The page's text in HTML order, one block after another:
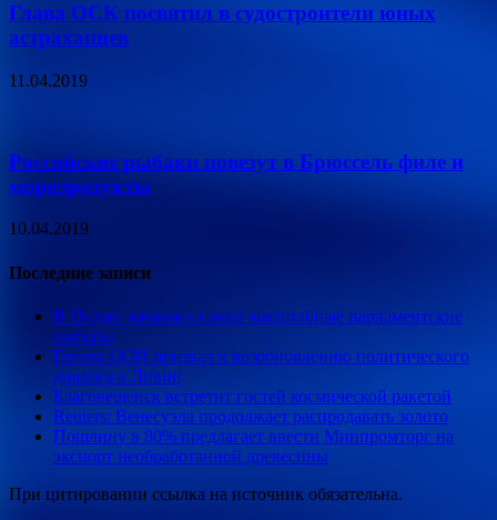
Глава ОСК посвятил в судостроители юных
астраханцев
11.04.2019
Российские рыбаки повезут в Брюссель филе и
морепродукты
10.04.2019
Последние записи
В Индии начались самые масштабные парламентские
выборы
Генсек ООН призвал к возобновлению политического
диалога в Ливии
Благовещенск встретит гостей космической ракетой
Reuters: Венесуэла продолжает распродавать золото
Пошлину в 80% предлагает ввести Минпромторг на
экспорт необработанной древесины
При цитировании ссылка на источник обязательна.